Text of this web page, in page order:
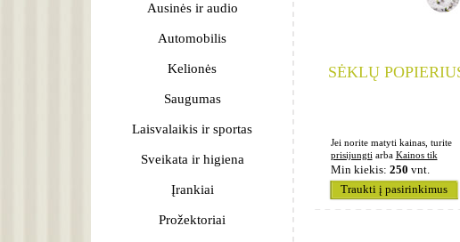
Ausinės ir audio
Automobilis
Kelionės
Saugumas
Laisvalaikis ir sportas
Sveikata ir higiena
Įrankiai
Prožektoriai
SĖKLŲ
Jei norite matyti kainas, turite
prisijungti arba Kainos tik
Min kiekis: 250 vnt.
Traukti į pasirinkimus